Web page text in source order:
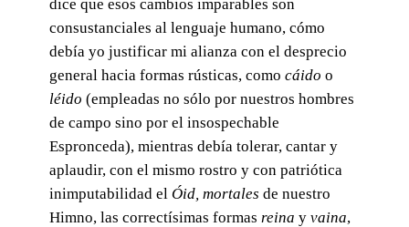
dice que esos cambios imparables son
consustanciales al lenguaje humano, cómo
debía yo justificar mi alianza con el desprecio
general hacia formas rústicas, como cáido o
léido (empleadas no sólo por nuestros hombres
de campo sino por el insospechable
Espronceda), mientras debía tolerar, cantar y
aplaudir, con el mismo rostro y con patriótica
inimputabilidad el Óid, mortales de nuestro
Himno, las correctísimas formas reina y vaina,